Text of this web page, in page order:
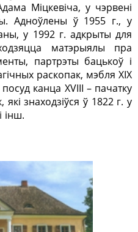
Міцкевіча, у чэрвені
Адноўлены ў 1955 г., у
у 1992 г. адкрыты для
матэрыялы пра
партрэты бацькоў і
раскопак, мэбля ХIХ
канца ХVIII – пачатку
які знаходзіўся ў 1822 г. у
інш.